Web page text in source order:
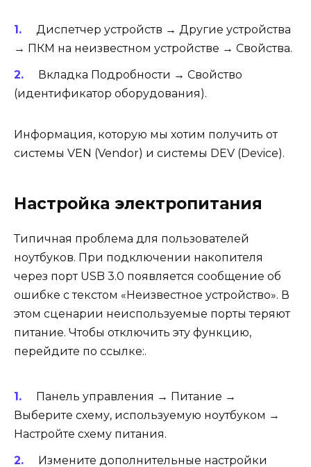
Диспетчер устройств → Другие устройства
→ ПКМ на неизвестном устройстве → Свойства.
Вкладка Подробности → Свойство
(идентификатор оборудования).
Информация, которую мы хотим получить от
системы VEN (Vendor) и системы DEV (Device).
Настройка электропитания
Типичная проблема для пользователей
ноутбуков. При подключении накопителя
через порт USB 3.0 появляется сообщение об
ошибке с текстом «Неизвестное устройство». В
этом сценарии неиспользуемые порты теряют
питание. Чтобы отключить эту функцию,
перейдите по ссылке:.
Панель управления → Питание →
Выберите схему, используемую ноутбуком →
Настройте схему питания.
Измените дополнительные настройки